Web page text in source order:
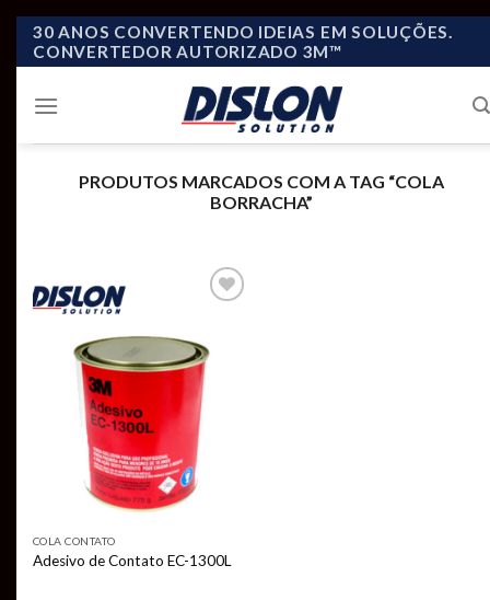
Skip
30 ANOS CONVERTENDO IDEIAS EM SOLUÇÕES.
CONVERTEDOR AUTORIZADO 3M™
PRODUTOS MARCADOS COM A TAG “COLA
BORRACHA”
Add to
wishlist
COLA CONTATO
Adesivo de Contato EC-1300L